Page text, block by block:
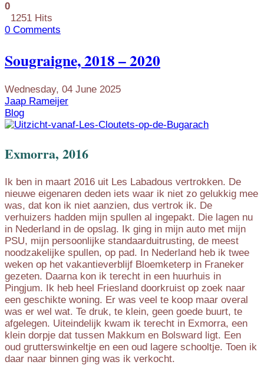
0
1251 Hits
0 Comments
Sougraigne, 2018 – 2020
Wednesday, 04 June 2025
Jaap Rameijer
Blog
Exmorra, 2016
Ik ben in maart 2016 uit Les Labadous vertrokken. De
nieuwe eigenaren deden iets waar ik niet zo gelukkig mee
was, dat kon ik niet aanzien, dus vertrok ik. De
verhuizers hadden mijn spullen al ingepakt. Die lagen nu
in Nederland in de opslag. Ik ging in mijn auto met mijn
PSU, mijn persoonlijke standaarduitrusting, de meest
noodzakelijke spullen, op pad. In Nederland heb ik twee
weken op het vakantieverblijf Bloemketerp in Franeker
gezeten. Daarna kon ik terecht in een huurhuis in
Pingjum. Ik heb heel Friesland doorkruist op zoek naar
een geschikte woning. Er was veel te koop maar overal
was er wel wat. Te druk, te klein, geen goede buurt, te
afgelegen. Uiteindelijk kwam ik terecht in Exmorra, een
klein dorpje dat tussen Makkum en Bolsward ligt. Een
oud grutterswinkeltje en een oud lagere schooltje. Toen ik
daar naar binnen ging was ik verkocht.